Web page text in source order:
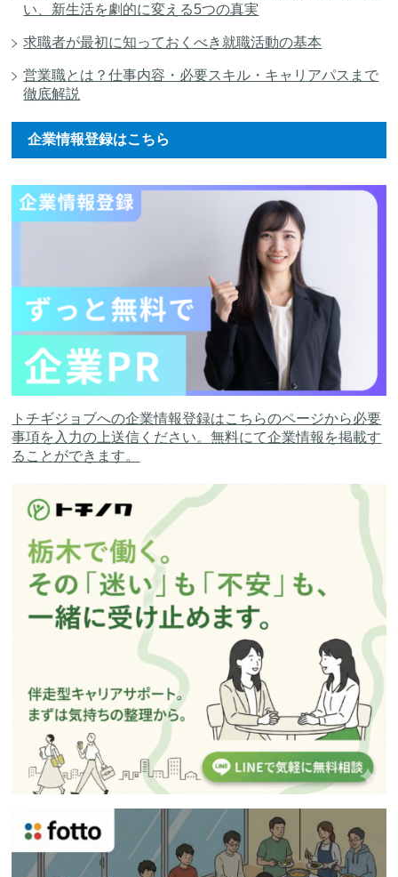
い、新生活を劇的に変える5つの真実
求職者が最初に知っておくべき就職活動の基本
営業職とは？仕事内容・必要スキル・キャリアパスまで
徹底解説
企業情報登録はこちら
トチギジョブへの企業情報登録はこちらのページから必要
事項を入力の上送信ください。無料にて企業情報を掲載す
ることができます。